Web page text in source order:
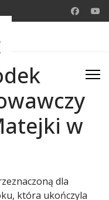
w
dla
która ukończyla